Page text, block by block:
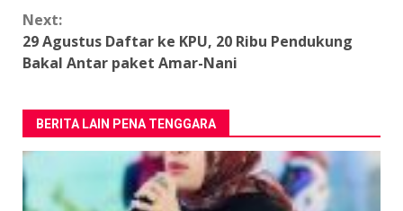
Next:
29 Agustus Daftar ke KPU, 20 Ribu Pendukung
Bakal Antar paket Amar-Nani
BERITA LAIN PENA TENGGARA